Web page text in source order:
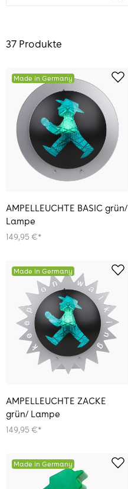
37 Produkte
Made in Germany
AMPELLEUCHTE BASIC grün/
Lampe
149,95 €*
Made in Germany
AMPELLEUCHTE ZACKE
grün/ Lampe
149,95 €*
Made in Germany